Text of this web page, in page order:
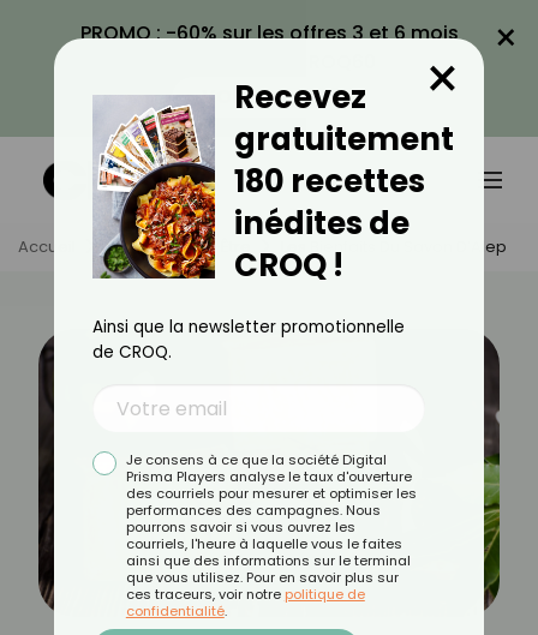
PROMO : -60% sur les offres 3 et 6 mois
VOIR LA PROMO
×
Accueil Actus Bien-Être Les Bienfaits Du Savon D’Alep
Recevez
gratuitement
180 recettes
inédites de
CROQ !
×
Ainsi que la newsletter promotionnelle
de CROQ.
Je consens à ce que la société Digital
Prisma Players analyse le taux d'ouverture
des courriels pour mesurer et optimiser les
performances des campagnes. Nous
pourrons savoir si vous ouvrez les
courriels, l'heure à laquelle vous le faites
ainsi que des informations sur le terminal
que vous utilisez. Pour en savoir plus sur
ces traceurs, voir notre politique de
confidentialité.